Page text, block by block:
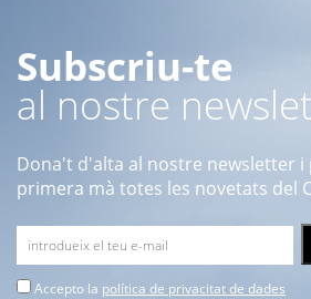
Subscriu-te
al nostre
Dona't d'alta al nostre newsletter i
primera mà totes les novetats del
Accepto la política de privacitat de dades